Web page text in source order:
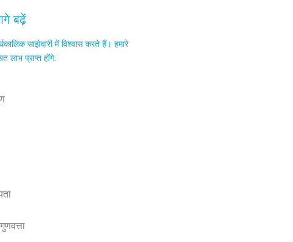
बढ़ें
साझेदारी में विश्वास करते हैं। हमारे
लाभ प्राप्त होंगे: